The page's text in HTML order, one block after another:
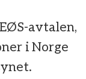
avtalen,
i Norge